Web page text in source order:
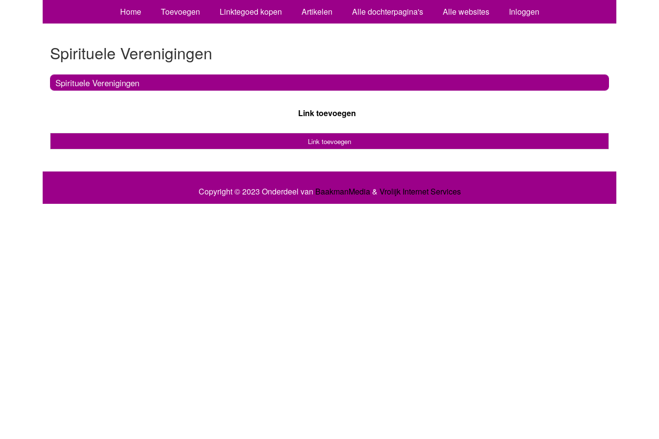
Home Toevoegen Linktegoed kopen Artikelen Alle dochterpagina's Alle websites Inloggen
Spirituele Verenigingen
Spirituele Verenigingen
Link toevoegen
Link toevoegen
Copyright © 2023 Onderdeel van BaakmanMedia& Vrolijk Internet Services